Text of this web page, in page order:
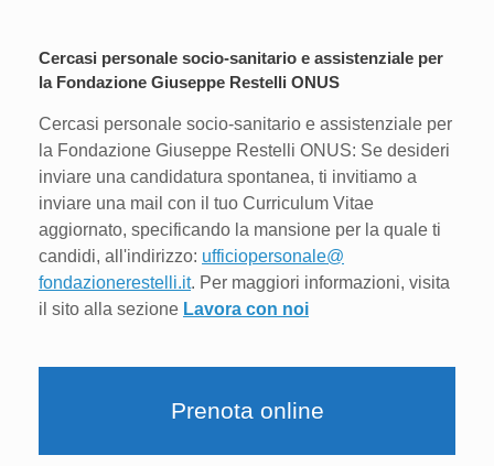
Cercasi personale socio-sanitario e assistenziale per
la Fondazione Giuseppe Restelli ONUS
Cercasi personale socio-sanitario e assistenziale per
la Fondazione Giuseppe Restelli ONUS: Se desideri
inviare una candidatura spontanea, ti invitiamo a
inviare una mail con il tuo Curriculum Vitae
aggiornato, specificando la mansione per la quale ti
candidi, all'indirizzo: ufficiopersonale@
fondazionerestelli.it. Per maggiori informazioni, visita
il sito alla sezione Lavora con noi
Prenota online